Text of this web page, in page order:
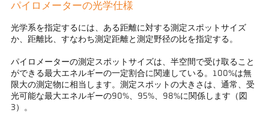
パイロメーターの光学仕様
光学系を指定するには、ある距離に対する測定スポットサイズ
か、距離比、すなわち測定距離と測定野径の比を指定する。
パイロメーターの測定スポットサイズは、半空間で受け取ること
ができる最大エネルギーの一定割合に関連している。100%は無
限大の測定物に相当します。測定スポットの大きさは、通常、受
光可能な最大エネルギーの90%、95%、98%に関係します（図
3）。